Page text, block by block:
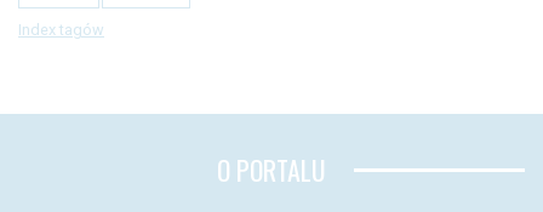
Index tagów
O PORTALU